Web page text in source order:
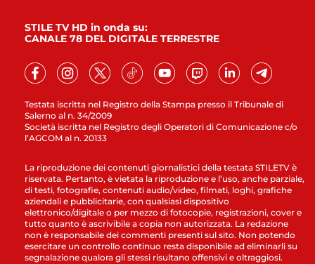
Testata iscritta nel Registro della Stampa presso il Tribunale di
Salerno al n. 34/2009
Società iscritta nel Registro degli Operatori di Comunicazione c/o
l’AGCOM al n. 20133
STILE TV HD in onda su:
CANALE 78 DEL DIGITALE TERRESTRE
La riproduzione dei contenuti giornalistici della testata STILETV è
riservata. Pertanto, è vietata la riproduzione e l’uso, anche parziale,
di testi, fotografie, contenuti audio/video, filmati, loghi, grafiche
aziendali e pubblicitarie, con qualsiasi dispositivo
elettronico/digitale o per mezzo di fotocopie, registrazioni, cover e
tutto quanto è ascrivibile a copia non autorizzata. La redazione
non è responsabile dei commenti presenti sul sito. Non potendo
esercitare un controllo continuo resta disponibile ad eliminarli su
segnalazione qualora gli stessi risultano offensivi e oltraggiosi.